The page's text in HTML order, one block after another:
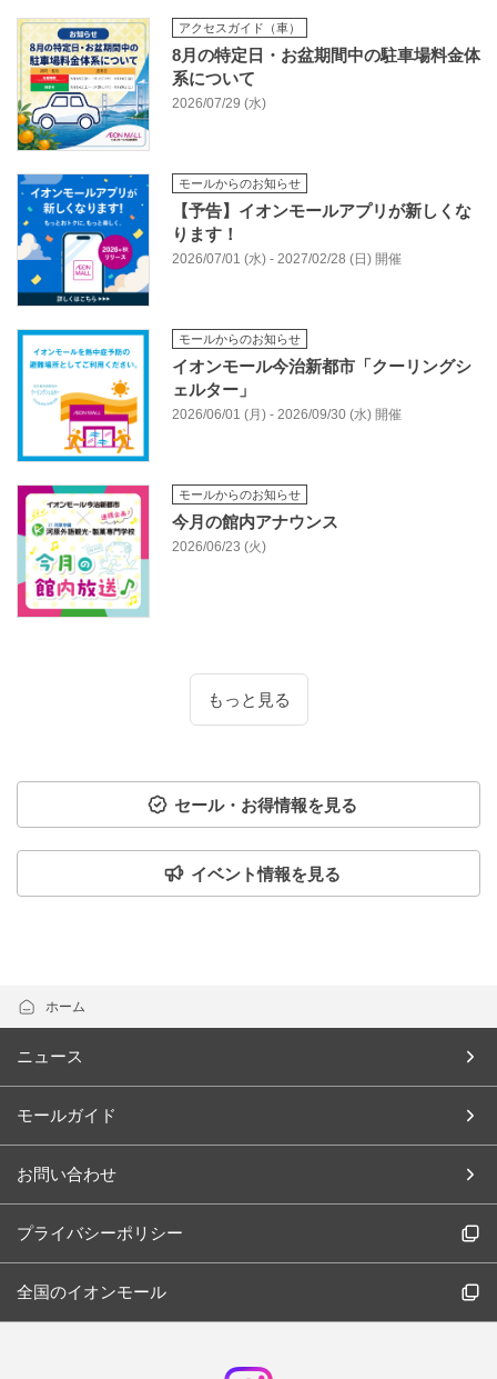
アクセスガイド（車）
8月の特定日・お盆期間中の駐車場料金体
系について
2026/07/29 (水)
モールからのお知らせ
【予告】イオンモールアプリが新しくな
ります！
2026/07/01 (水) - 2027/02/28 (日) 開催
モールからのお知らせ
イオンモール今治新都市「クーリングシ
ェルター」
2026/06/01 (月) - 2026/09/30 (水) 開催
モールからのお知らせ
今月の館内アナウンス
2026/06/23 (火)
もっと見る
セール・お得情報を見る
イベント情報を見る
ホーム
ニュース
モールガイド
お問い合わせ
プライバシーポリシー
全国のイオンモール